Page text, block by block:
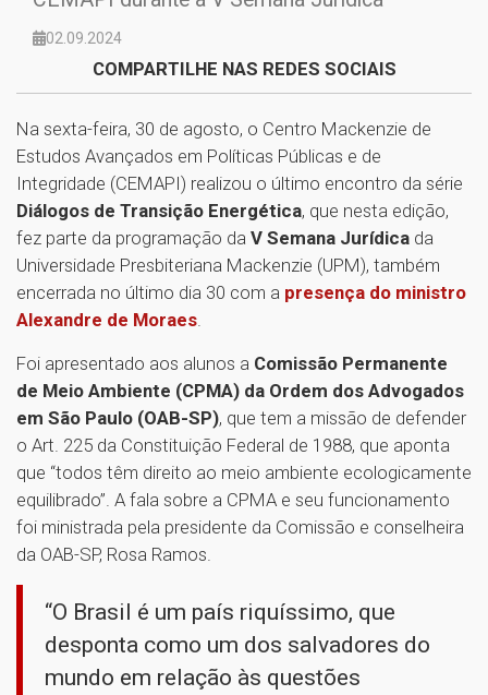
02.09.2024
COMPARTILHE NAS REDES SOCIAIS
Na sexta-feira, 30 de agosto, o Centro Mackenzie de
Estudos Avançados em Políticas Públicas e de
Integridade (CEMAPI) realizou o último encontro da série
Diálogos de Transição Energética, que nesta edição,
fez parte da programação da V Semana Jurídica da
Universidade Presbiteriana Mackenzie (UPM), também
encerrada no último dia 30 com a presença do ministro
Alexandre de Moraes
Foi apresentado aos alunos a Comissão Permanente
de Meio Ambiente (CPMA) da Ordem dos Advogados
em São Paulo (OAB-SP), que tem a missão de defender
o Art. 225 da Constituição Federal de 1988, que aponta
que “todos têm direito ao meio ambiente ecologicamente
equilibrado”. A fala sobre a CPMA e seu funcionamento
foi ministrada pela presidente da Comissão e conselheira
da OAB-SP, Rosa Ramos.
“O Brasil é um país riquíssimo, que
desponta como um dos salvadores do
mundo em relação às questões